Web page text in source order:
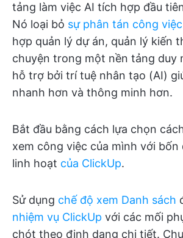
tảng làm việc AI tích hợp đầu
Nó loại bỏ sự phân tán công việc
hợp quản lý dự án, quản lý kiến
chuyện trong một nền tảng
hỗ trợ bởi trí tuệ nhân tạo (AI)
nhanh hơn và thông minh hơn.
Bắt đầu bằng cách lựa chọn
xem công việc của mình với bốn
linh hoạt của ClickUp.
Sử dụng chế độ xem Danh sách
nhiệm vụ ClickUp với các mối
chót theo định dạng chi tiết.